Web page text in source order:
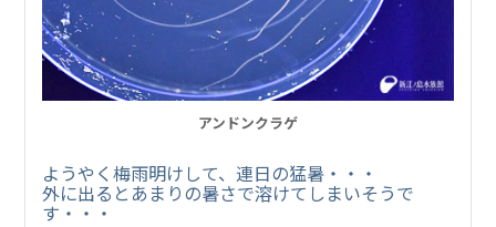
アンドンクラゲ
ようやく梅雨明けして、連日の猛暑・・・
外に出るとあまりの暑さで溶けてしまいそうで
す・・・